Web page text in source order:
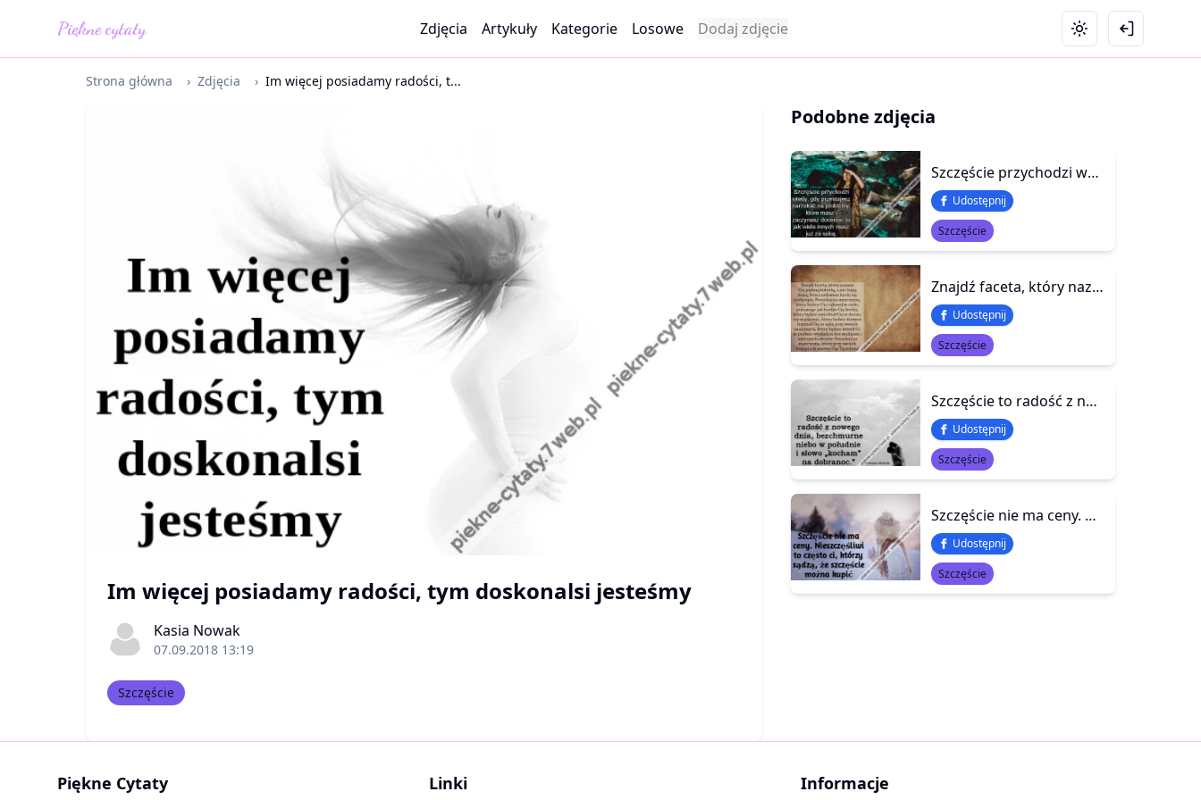
Piękne cytaty Zdjęcia Artykuły Kategorie Losowe Dodaj zdjęcie
Strona główna › Zdjęcia › Im więcej posiadamy radości, t...
Im więcej posiadamy radości, tym doskonalsi jesteśmy
Kasia Nowak
07.09.2018 13:19
Szczęście
Podobne zdjęcia
Szczęście przychodzi wtedy, gdy przestajesz narzekać na problemy, które masz i zaczynasz doceniać to jak wiele innych masz już za sobą.
Udostępnij
Szczęście
Znajdź faceta, który nazwie Cię piękną kobietą, a nie fajną dupą, który zadzwoni kiedy się rozłączysz. Poczekaj na mężczyznę, który będzie Cię całował w czoło, pokazując jak bardzo Cię kocha, który będzie uwielbiał Cię w dresie, czy w piżamie, który będzi
Udostępnij
Szczęście
Szczęście to radość z nowego dnia, bezchmurne niebo w południe i słowo „kocham” na dobranoc.
Udostępnij
Szczęście
Szczęście nie ma ceny. Nieszczęśliwi to często ci, którzy sądzą, że szczęście można kupić
Udostępnij
Szczęście
Piękne Cytaty Linki Informacje